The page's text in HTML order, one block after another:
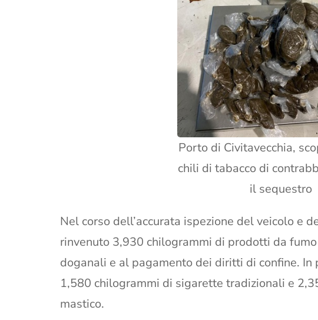
Porto di Civitavecchia,
chili di tabacco di
il sequestro
Nel corso dell’accurata ispezione del veicolo e
rinvenuto 3,930 chilogrammi di prodotti da
doganali e al pagamento dei diritti di confine.
1,580 chilogrammi di sigarette tradizionali e
mastico.